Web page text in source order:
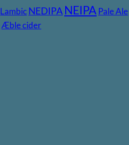
LambicNEDIPA NEIPA Pale Ale
Æble cider